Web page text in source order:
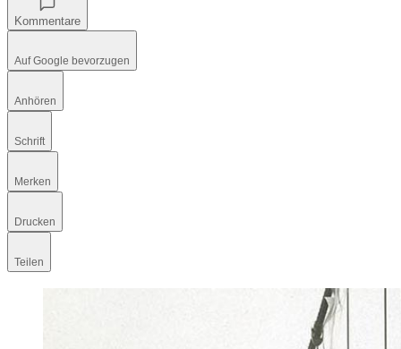
Kommentare
Auf Google bevorzugen
Anhören
Schrift
Merken
Drucken
Teilen